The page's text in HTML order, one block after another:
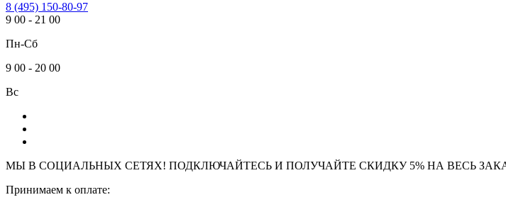
8 (495) 150-80-97
9 00 - 21 00
Пн-Сб
9 00 - 20 00
Вс
МЫ В СОЦИАЛЬНЫХ СЕТЯХ! ПОДКЛЮЧАЙТЕСЬ И ПОЛУЧАЙТЕ СКИДКУ 5% НА ВЕСЬ
Принимаем к оплате: